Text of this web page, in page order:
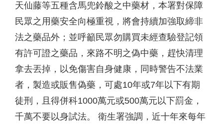
天仙藤等五種含馬兜鈴酸之中藥材，本署對保障
民眾之用藥安全向極重視，將會持續加強取締非
法之藥品外；並呼籲民眾勿購買未經查驗登記領
有許可證之藥品，來路不明之偽中藥，趕快清理
拿去丟掉，以免傷害自身健康，同時警告不法業
者，製造或販售偽藥，可處10年或7年以下有期
徒刑，且得併科1000萬元或500萬元以下罰金，
千萬不要以身試法。 衛生署強調，近十年來每年